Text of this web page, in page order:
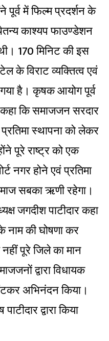
पूर्व में फिल्म प्रदर्शन के
काश्यप फाउण्डेशन
170 मिनिट की इस
के विराट व्यक्तित्व एवं
है। कृषक आयोग पूर्व
कहा कि समाजजन सरदार
स्थापना को लेकर
पूरे राष्ट्र को एक
नगर होने एवं प्रतिमा
सबका ऋणी रहेगा।
जगदीश पाटीदार कहा
की घोषणा कर
पूरे जिले का मान
द्वारा विधायक
अभिनंदन किया।
द्वारा किया